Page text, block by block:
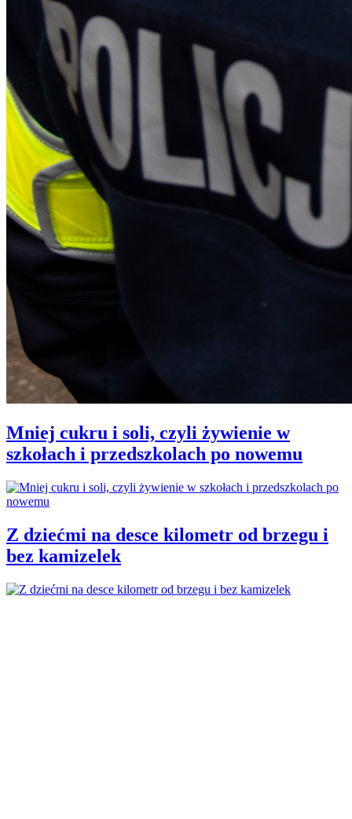
Mniej cukru i soli, czyli żywienie w
szkołach i przedszkolach po nowemu
Z dziećmi na desce kilometr od brzegu i
bez kamizelek